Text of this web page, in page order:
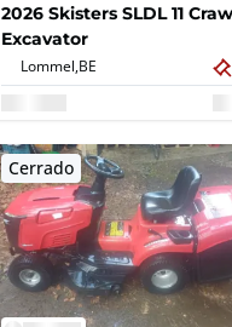
2026 Skisters SLDL 11
Excavator
Lommel, BE
Cerrado